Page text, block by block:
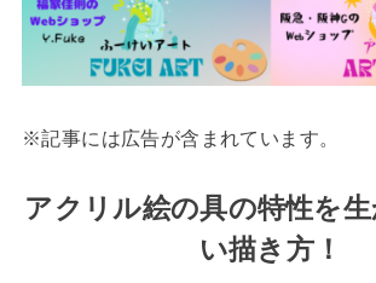
※記事には広告が含まれています。
アクリル絵の具の特性を
い描き方！